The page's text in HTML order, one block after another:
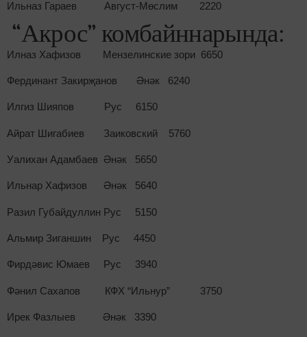
Ильназ Гараев Август-Мөслим 2220
“Акрос” комбайннарында:
Илназ Хафизов Мензелинские зори 6650
Фердинант Закирҗанов Әнәк 6240
Илгиз Шияпов Рус 6150
Айрат Шигабиев Заиковский 5760
Уалихан Адамбаев Әнәк 5650
Ильнар Хафизов Әнәк 5640
Разил Губайдуллин Рус 5150
Альмир Зиганшин Рус 4450
Фирдәвис Юмаев Рус 3940
Фәнил Сахапов КФХ “Ильнур” 3750
Ирек Фазлыев Әнәк 3390